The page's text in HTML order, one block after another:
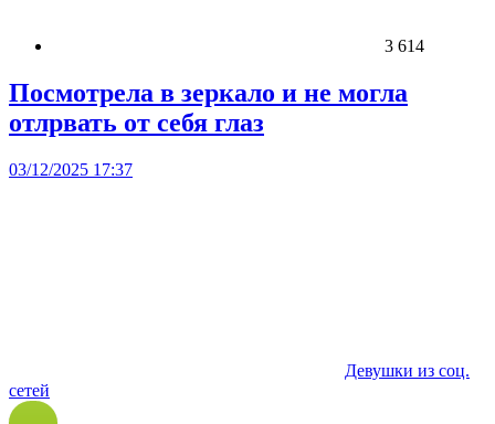
3 614
Посмотрела в зеркало и не могла
отлрвать от себя глаз
03/12/2025 17:37
Девушки из соц.
сетей